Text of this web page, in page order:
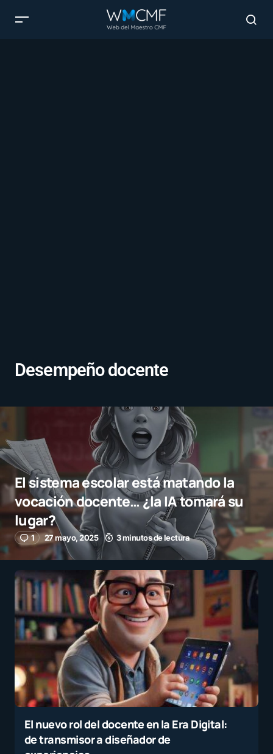
Desempeño docente
El sistema escolar está matando la
vocación docente… ¿la IA tomará su
lugar?
1 27 mayo, 2025 3 minutos de lectura
El nuevo rol del docente en la Era Digital:
de transmisor a diseñador de